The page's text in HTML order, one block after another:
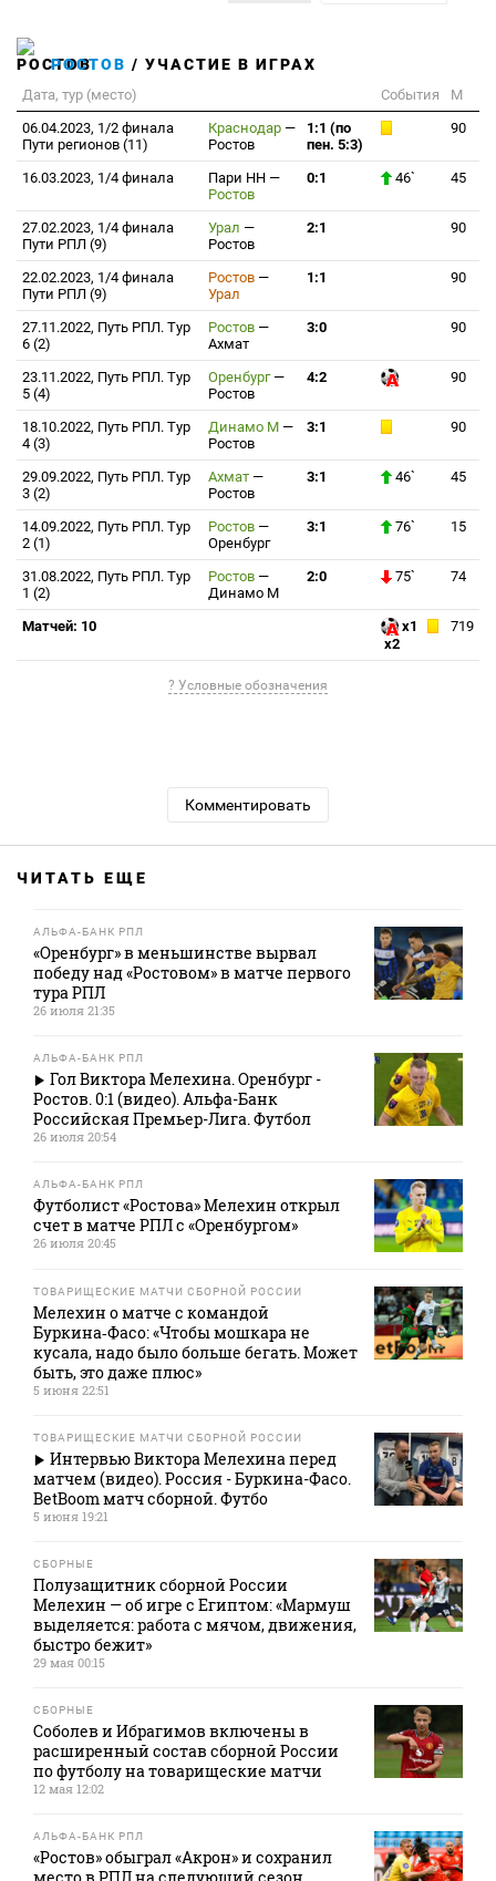
РОСТОВ / УЧАСТИЕ В ИГРАХ
Дата, тур (место) События
М
06.04.2023, 1/2 финала
Пути регионов (11)
Краснодар —
Ростов
1:1 (по
пен. 5:3)
90
16.03.2023, 1/4 финала Пари НН —
Ростов
0:1 46` 45
27.02.2023, 1/4 финала
Пути РПЛ (9)
Урал —
Ростов
2:1 90
22.02.2023, 1/4 финала
Пути РПЛ (9)
Ростов —
Урал
1:1 90
27.11.2022, Путь РПЛ. Тур
6 (2)
Ростов —
Ахмат
3:0 90
23.11.2022, Путь РПЛ. Тур
5 (4)
Оренбург —
Ростов
4:2 90
18.10.2022, Путь РПЛ. Тур
4 (3)
Динамо М —
Ростов
3:1 90
29.09.2022, Путь РПЛ. Тур
3 (2)
Ахмат —
Ростов
3:1 46` 45
14.09.2022, Путь РПЛ. Тур
2 (1)
Ростов —
Оренбург
3:1 76` 15
31.08.2022, Путь РПЛ. Тур
1 (2)
Ростов —
Динамо М
2:0 75` 74
Матчей: 10
x1
x2
719
? Условные обозначения
Комментировать
ЧИТАТЬ ЕЩЕ
АЛЬФА-БАНК РПЛ
«Оренбург» в меньшинстве вырвал
победу над «Ростовом» в матче первого
тура РПЛ
26 июля 21:35
АЛЬФА-БАНК РПЛ
Гол Виктора Мелехина. Оренбург -
Ростов. 0:1 (видео). Альфа-Банк
Российская Премьер-Лига. Футбол
26 июля 20:54
АЛЬФА-БАНК РПЛ
Футболист «Ростова» Мелехин открыл
счет в матче РПЛ с «Оренбургом»
26 июля 20:45
ТОВАРИЩЕСКИЕ МАТЧИ СБОРНОЙ РОССИИ
Мелехин о матче с командой
Буркина‑Фасо: «Чтобы мошкара не
кусала, надо было больше бегать. Может
быть, это даже плюс»
5 июня 22:51
ТОВАРИЩЕСКИЕ МАТЧИ СБОРНОЙ РОССИИ
Интервью Виктора Мелехина перед
матчем (видео). Россия - Буркина-Фасо.
BetBoom матч сборной. Футбо
5 июня 19:21
СБОРНЫЕ
Полузащитник сборной России
Мелехин — об игре с Египтом: «Мармуш
выделяется: работа с мячом, движения,
быстро бежит»
29 мая 00:15
СБОРНЫЕ
Соболев и Ибрагимов включены в
расширенный состав сборной России
по футболу на товарищеские матчи
12 мая 12:02
АЛЬФА-БАНК РПЛ
«Ростов» обыграл «Акрон» и сохранил